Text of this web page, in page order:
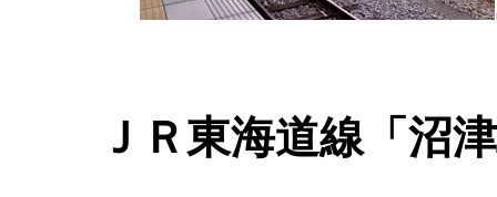
ＪＲ東海道線「沼